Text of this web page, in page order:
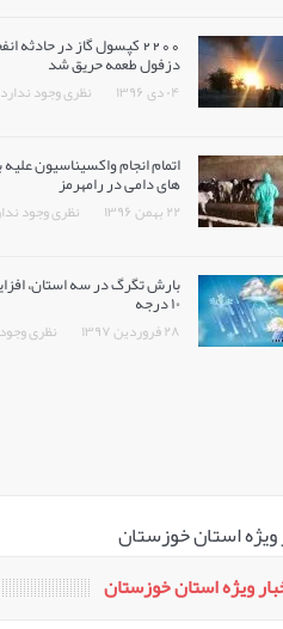
2200 کپسول گاز در حادثه
دزفول طعمه حریق شد
۰۴ دی ۱۳۹۶ نظری وجود ندارد
اتمام انجام واکسیناسیون
های دامی در رامهرمز
۲۲ بهمن ۱۳۹۶ نظری وجود
بارش تگرگ در سه ‌استان،
۱۰ درجه
۲۸ فروردین ۱۳۹۷ نظری
ویژه استان خوزستان
ویژه استان خوزستان